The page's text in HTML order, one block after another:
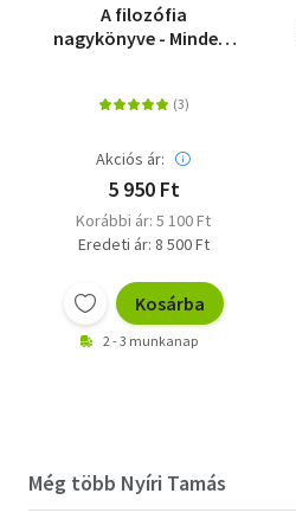
A filozófia
nagykönyve - Minden,
Akciós ár:
5 950 Ft
Korábbi ár: 5 100 Ft
Eredeti ár: 8 500 Ft
Kosárba
2 - 3 munkanap
Még több Nyíri Tamás